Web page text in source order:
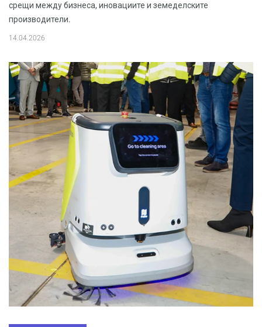
срещи между бизнеса, иновациите и земеделските
производители.
14.04.2026